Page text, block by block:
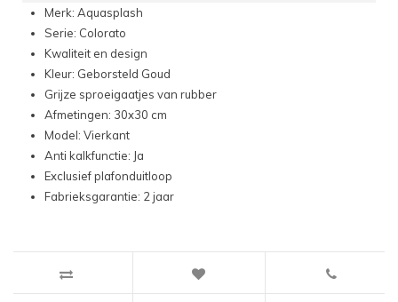
Merk: Aquasplash
Serie: Colorato
Kwaliteit en design
Kleur: Geborsteld Goud
Grijze sproeigaatjes van rubber
Afmetingen: 30x30 cm
Model: Vierkant
Anti kalkfunctie: Ja
Exclusief plafonduitloop
Fabrieksgarantie: 2 jaar